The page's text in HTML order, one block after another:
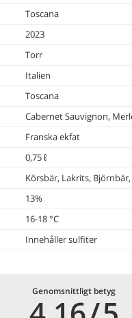
Toscana
2023
Torr
Italien
Toscana
Cabernet Sauvignon,
Franska ekfat
0,75 ℓ
Körsbär, Lakrits,
13%
16-18 °C
Innehåller sulfiter
Genomsnittligt betyg